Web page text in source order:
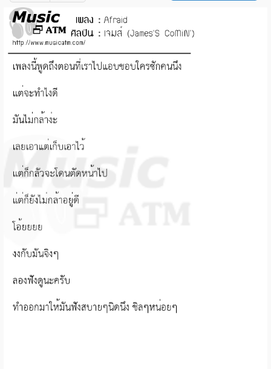
pause